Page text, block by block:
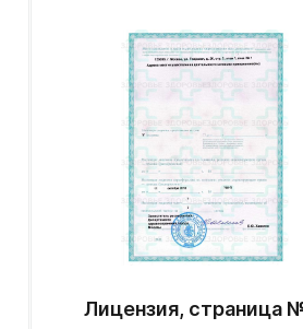
Лицензия, страница